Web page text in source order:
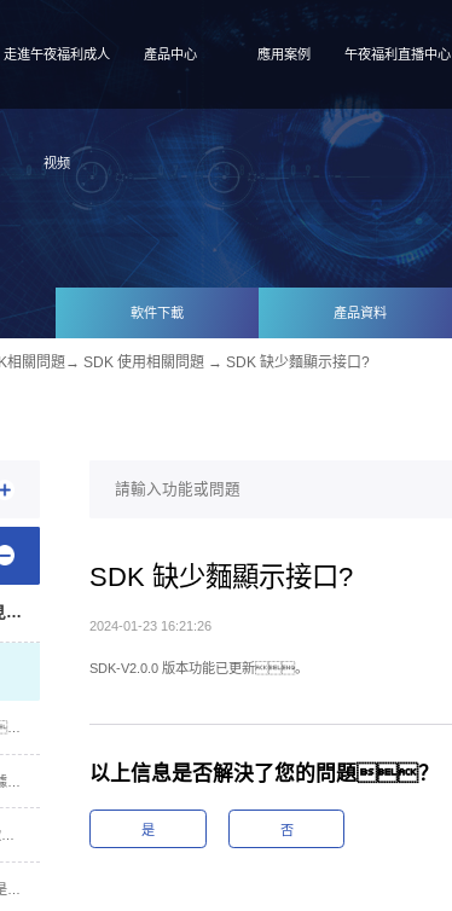
走進午夜福利成人
视频
產品中心 應用案例 午夜福利直播中心
軟件下載 產品資料
相關問題 → SDK 使用相關問題 → SDK 缺少麵顯示接口?
1. SDK 版本和運行環境等常見問題
2.1. SDK無自適應濾波參數接口？
2.2. 飛怕過程中存在數據反饋數據慢,達不到介紹幀率?
2.3. 怎麽通過 SDK 獲取和黑色軟件一樣的彩色深度圖？
2.4. 相機點雲圖的點雲間距單位是什麽？
SDK 缺少麵顯示接口?
2024-01-23 16:21:26
SDK-V2.0.0 版本功能已更新。
以上信息是否解決了您的問題？
是 否